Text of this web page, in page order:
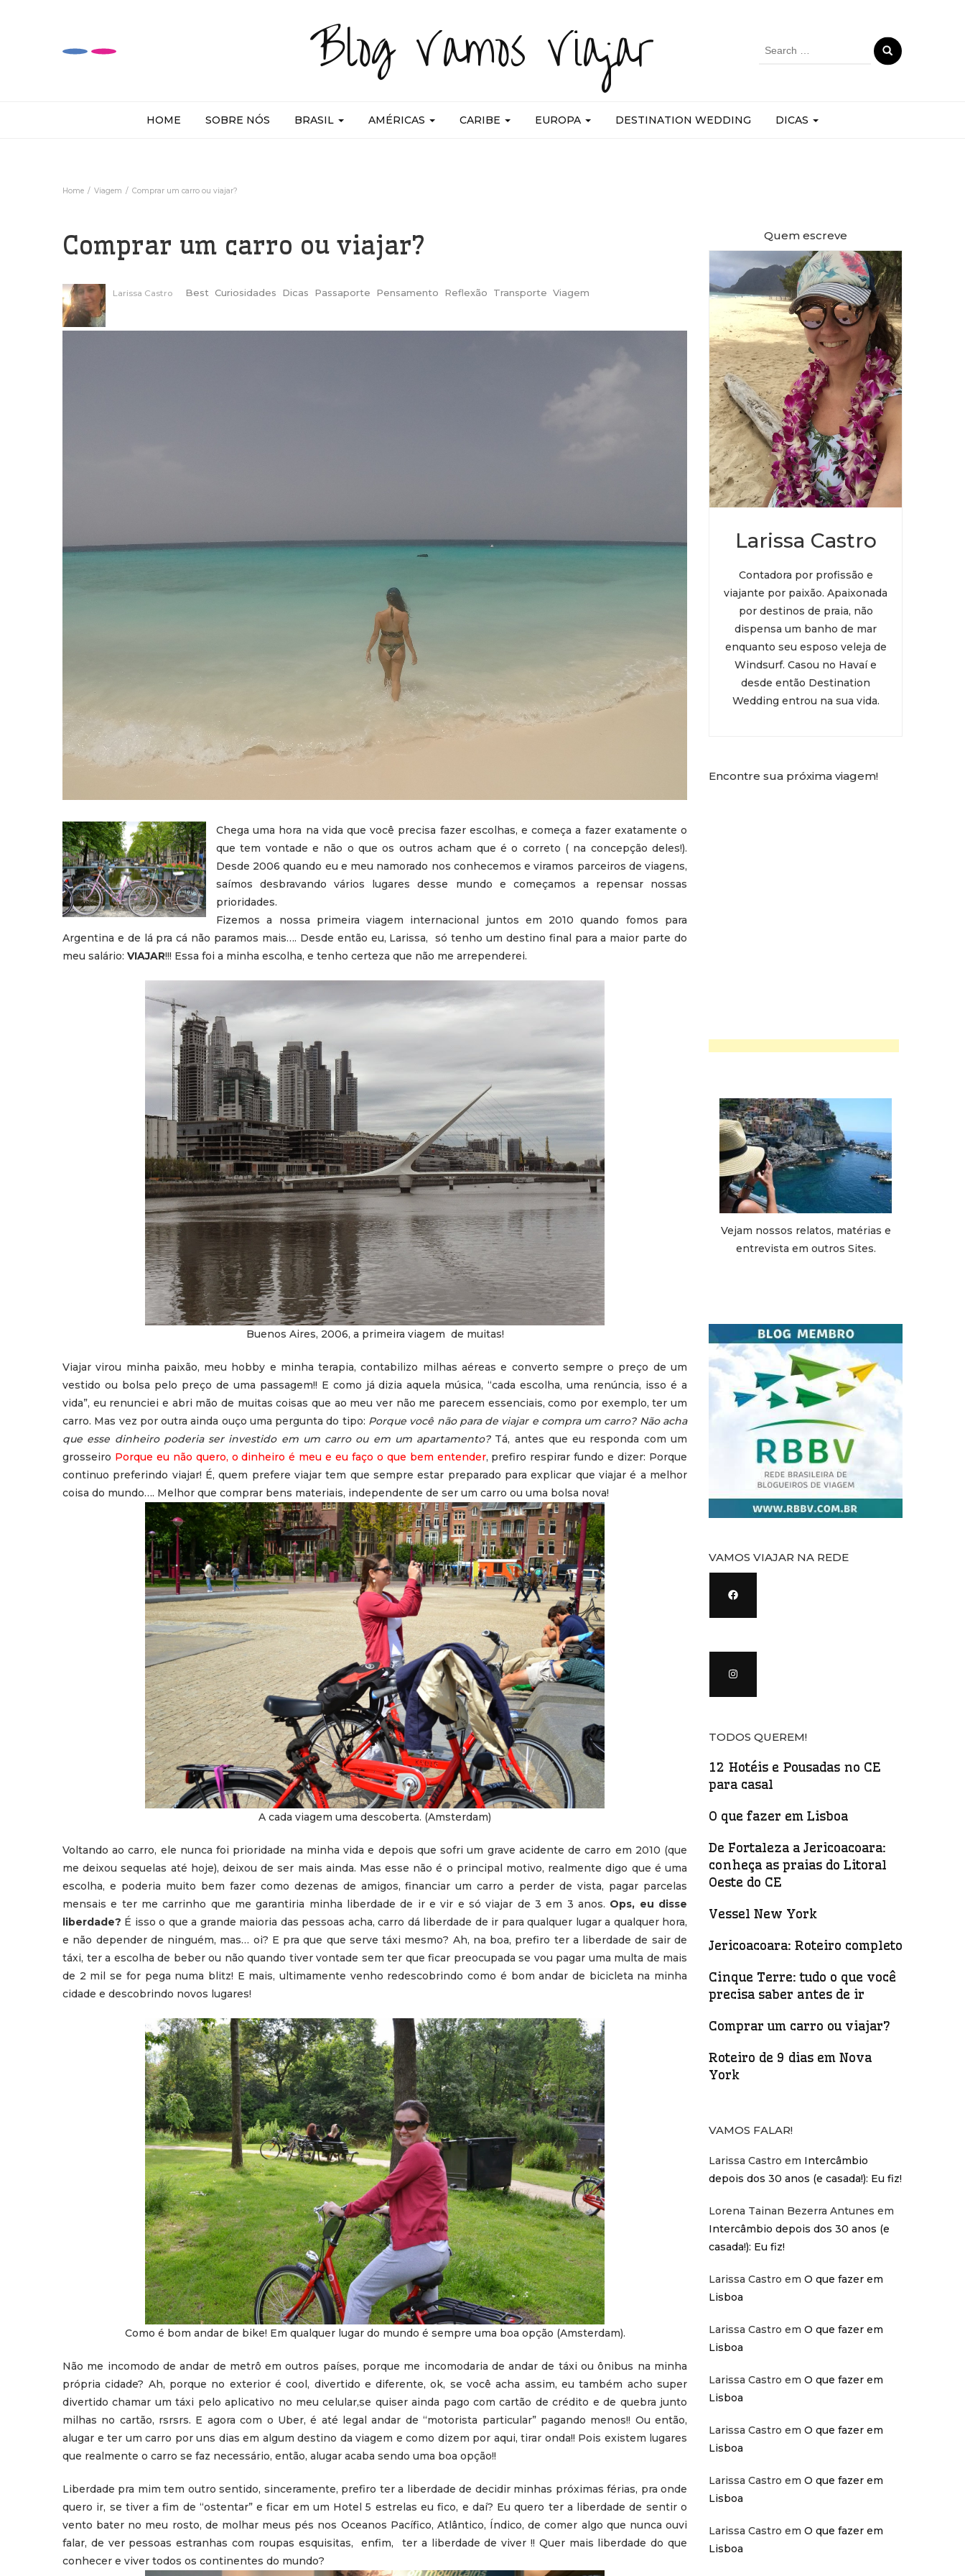
Blog Vamos Viajar
Search
HOME SOBRE NÓS BRASIL AMÉRICAS CARIBE EUROPA DESTINATION WEDDING DICAS
Home Viagem Comprar um carro ou viajar?
Comprar um carro ou viajar?
Larissa Castro Best Curiosidades Dicas Passaporte Pensamento Reflexão Transporte Viagem
Chega uma hora na vida que você precisa fazer escolhas, e começa a fazer exatamente o
que tem vontade e não o que os outros acham que é o correto ( na concepção deles!).
Desde 2006 quando eu e meu namorado nos conhecemos e viramos parceiros de viagens,
saímos desbravando vários lugares desse mundo e começamos a repensar nossas
prioridades.
Fizemos a nossa primeira viagem internacional juntos em 2010 quando fomos para
Argentina e de lá pra cá não paramos mais…. Desde então eu, Larissa, só tenho um destino final para a maior parte do
meu salário: VIAJAR!!! Essa foi a minha escolha, e tenho certeza que não me arrependerei.
Buenos Aires, 2006, a primeira viagem de muitas!
Viajar virou minha paixão, meu hobby e minha terapia, contabilizo milhas aéreas e converto sempre o preço de um
vestido ou bolsa pelo preço de uma passagem!! E como já dizia aquela música, “cada escolha, uma renúncia, isso é a
vida”, eu renunciei e abri mão de muitas coisas que ao meu ver não me parecem essenciais, como por exemplo, ter um
carro. Mas vez por outra ainda ouço uma pergunta do tipo: Porque você não para de viajar e compra um carro? Não acha
que esse dinheiro poderia ser investido em um carro ou em um apartamento?Tá, antes que eu responda com um
grosseiro Porque eu não quero, o dinheiro é meu e eu faço o que bem entender, prefiro respirar fundo e dizer: Porque
continuo preferindo viajar! É, quem prefere viajar tem que sempre estar preparado para explicar que viajar é a melhor
coisa do mundo…. Melhor que comprar bens materiais, independente de ser um carro ou uma bolsa nova!
A cada viagem uma descoberta. (Amsterdam)
Voltando ao carro, ele nunca foi prioridade na minha vida e depois que sofri um grave acidente de carro em 2010 (que
me deixou sequelas até hoje), deixou de ser mais ainda. Mas esse não é o principal motivo, realmente digo que é uma
escolha, e poderia muito bem fazer como dezenas de amigos, financiar um carro a perder de vista, pagar parcelas
mensais e ter me carrinho que me garantiria minha liberdade de ir e vir e só viajar de 3 em 3 anos. Ops, eu disse
liberdade? É isso o que a grande maioria das pessoas acha, carro dá liberdade de ir para qualquer lugar a qualquer hora,
e não depender de ninguém, mas… oi? E pra que que serve táxi mesmo? Ah, na boa, prefiro ter a liberdade de sair de
táxi, ter a escolha de beber ou não quando tiver vontade sem ter que ficar preocupada se vou pagar uma multa de mais
de 2 mil se for pega numa blitz! E mais, ultimamente venho redescobrindo como é bom andar de bicicleta na minha
cidade e descobrindo novos lugares!
Como é bom andar de bike! Em qualquer lugar do mundo é sempre uma boa opção (Amsterdam).
Não me incomodo de andar de metrô em outros países, porque me incomodaria de andar de táxi ou ônibus na minha
própria cidade? Ah, porque no exterior é cool, divertido e diferente, ok, se você acha assim, eu também acho super
divertido chamar um táxi pelo aplicativo no meu celular,se quiser ainda pago com cartão de crédito e de quebra junto
milhas no cartão, rsrsrs. E agora com o Uber, é até legal andar de “motorista particular” pagando menos!! Ou então,
alugar e ter um carro por uns dias em algum destino da viagem e como dizem por aqui, tirar onda!! Pois existem lugares
que realmente o carro se faz necessário, então, alugar acaba sendo uma boa opção!!
Liberdade pra mim tem outro sentido, sinceramente, prefiro ter a liberdade de decidir minhas próximas férias, pra onde
quero ir, se tiver a fim de “ostentar” e ficar em um Hotel 5 estrelas eu fico, e daí? Eu quero ter a liberdade de sentir o
vento bater no meu rosto, de molhar meus pés nos Oceanos Pacífico, Atlântico, Índico, de comer algo que nunca ouvi
falar, de ver pessoas estranhas com roupas esquisitas, enfim, ter a liberdade de viver !! Quer mais liberdade do que
conhecer e viver todos os continentes do mundo?
Quem escreve
Larissa Castro
Contadora por profissão e
viajante por paixão. Apaixonada
por destinos de praia, não
dispensa um banho de mar
enquanto seu esposo veleja de
Windsurf. Casou no Havaí e
desde então Destination
Wedding entrou na sua vida.
Encontre sua próxima viagem!
Vejam nossos relatos, matérias e
entrevista em outros Sites.
VAMOS VIAJAR NA REDE
TODOS QUEREM!
12 Hotéis e Pousadas no CE
para casal
O que fazer em Lisboa
De Fortaleza a Jericoacoara:
conheça as praias do Litoral
Oeste do CE
Vessel New York
Jericoacoara: Roteiro completo
Cinque Terre: tudo o que você
precisa saber antes de ir
Comprar um carro ou viajar?
Roteiro de 9 dias em Nova
York
VAMOS FALAR!
Larissa Castro em Intercâmbio
depois dos 30 anos (e casada!): Eu fiz!
Lorena Tainan Bezerra Antunes em
Intercâmbio depois dos 30 anos (e
casada!): Eu fiz!
Larissa Castro em O que fazer em
Lisboa
Larissa Castro em O que fazer em
Lisboa
Larissa Castro em O que fazer em
Lisboa
Larissa Castro em O que fazer em
Lisboa
Larissa Castro em O que fazer em
Lisboa
Larissa Castro em O que fazer em
Lisboa